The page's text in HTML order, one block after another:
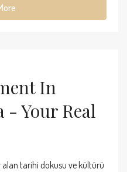
In
- Your Real
alan tarihi dokusu ve kültürü